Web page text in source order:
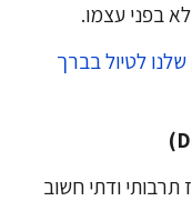
עצמו.
לטיול בברך
ודתי חשוב